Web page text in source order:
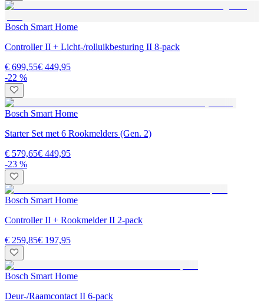
Bosch Smart Home
Controller II + Licht-/rolluikbesturing II 8-pack
€ 699,55€ 449,95
-22 %
Bosch Smart Home
Starter Set met 6 Rookmelders (Gen. 2)
€ 579,65€ 449,95
-23 %
Bosch Smart Home
Controller II + Rookmelder II 2-pack
€ 259,85€ 197,95
Bosch Smart Home
Deur-/Raamcontact II 6-pack